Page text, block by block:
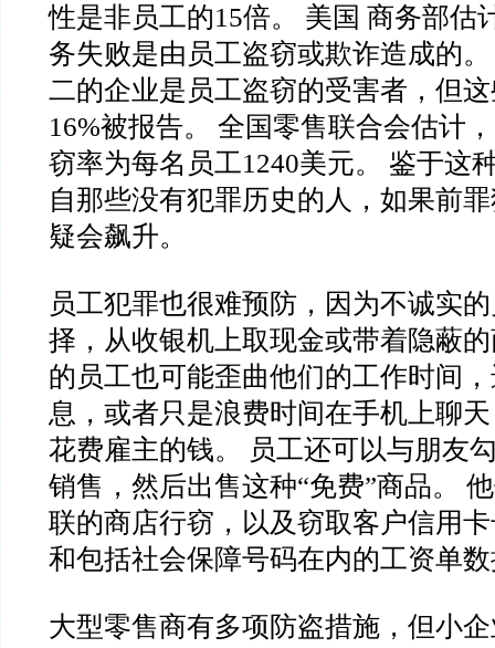
性是非员工的15倍。 美国 商务部估
务失败是由员工盗窃或欺诈造成的
二的企业是员工盗窃的受害者，但
16%被报告。 全国零售联合会估计
窃率为每名员工1240美元。 鉴于这
自那些没有犯罪历史的人，如果前
疑会飙升。
员工犯罪也很难预防，因为不诚实
择，从收银机上取现金或带着隐蔽
的员工也可能歪曲他们的工作时间
息，或者只是浪费时间在手机上聊
花费雇主的钱。 员工还可以与朋友
销售，然后出售这种“免费”商品。
联的商店行窃，以及窃取客户信用
和包括社会保障号码在内的工资单
大型零售商有多项防盗措施，但小